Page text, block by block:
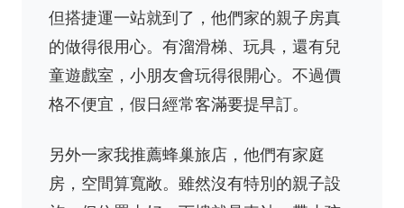
但搭捷運一站就到了，他們家的親子房真
的做得很用心。有溜滑梯、玩具，還有兒
童遊戲室，小朋友會玩得很開心。不過價
格不便宜，假日經常客滿要提早訂。
另外一家我推薦蜂巢旅店，他們有家庭
房，空間算寬敞。雖然沒有特別的親子設